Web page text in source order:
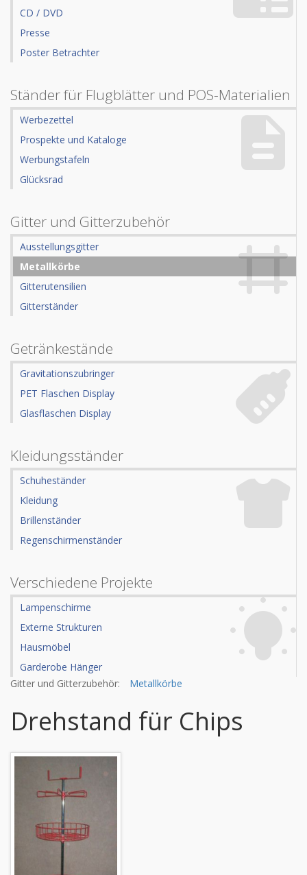
CD / DVD
Presse
Poster Betrachter
Ständer für Flugblätter und POS-Materialien
Werbezettel
Prospekte und Kataloge
Werbungstafeln
Glücksrad
Gitter und Gitterzubehör
Ausstellungsgitter
Metallkörbe
Gitterutensilien
Gitterständer
Getränkestände
Gravitationszubringer
PET Flaschen Display
Glasflaschen Display
Kleidungsständer
Schuheständer
Kleidung
Brillenständer
Regenschirmenständer
Verschiedene Projekte
Lampenschirme
Externe Strukturen
Hausmöbel
Garderobe Hänger
Gitter und Gitterzubehör:
Metallkörbe
Drehstand für Chips